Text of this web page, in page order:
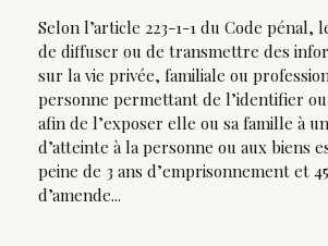
Selon l’article 223-1-1 du Code pénal,
de diffuser ou de transmettre des
sur la vie privée, familiale ou
personne permettant de l’identifier
afin de l’exposer elle ou sa famille à
d’atteinte à la personne ou aux biens
peine de 3 ans d’emprisonnement et
d’amende...